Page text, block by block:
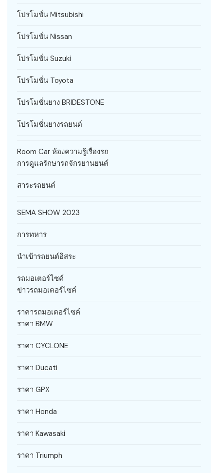
โปรโมชั่น Mitsubishi
โปรโมชั่น Nissan
โปรโมชั่น Suzuki
โปรโมชั่น Toyota
โปรโมชั่นยาง BRIDESTONE
โปรโมชั่นยางรถยนต์
Room Car ห้องความรู้เรื่องรถ
การดูแลรักษารถจักรยานยนต์
สาระรถยนต์
SEMA SHOW 2023
การทหาร
นำเข้ารถยนต์อิสระ
รถมอเตอร์ไซค์
ข่าวรถมอเตอร์ไซค์
ราคารถมอเตอร์ไซค์
ราคา BMW
ราคา CYCLONE
ราคา Ducati
ราคา GPX
ราคา Honda
ราคา Kawasaki
ราคา Triumph